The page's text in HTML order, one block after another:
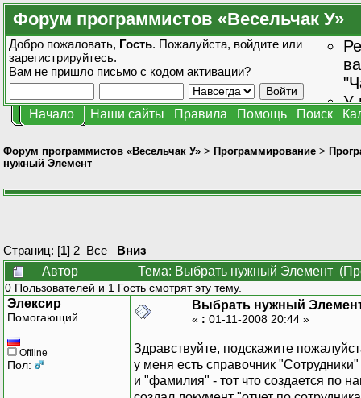
Форум программистов «Весельчак У»
Добро пожаловать, Гость. Пожалуйста, войдите или
зарегистрируйтесь.
Вам не пришло письмо с кодом активации?
У
Начало Наши сайты Правила Помощь Поиск
Форум программистов «Весельчак У» > Программирование >
нужный Элемент
Страниц: [1] 2 Все
Вниз
Автор
Тема: Выбрать нужный Элемент
0 Пользователей и 1 Гость смотрят эту тему.
Элексир
Помогающий
Offline
Пол:
Выбрать нужный
« : 01-11-2008 20:44 »
Здравствуйте, подскажите
у меня есть справочник
и "фамилия" - тот что создается по